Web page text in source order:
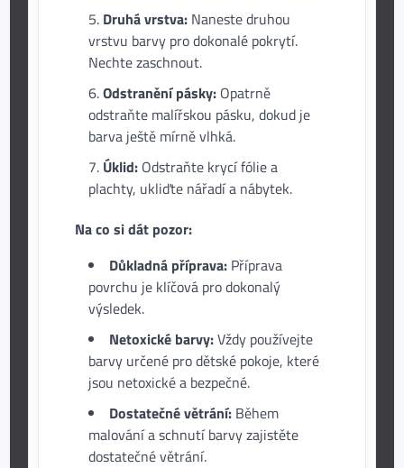
Druhá vrstva: Naneste druhou
vrstvu barvy pro dokonalé pokrytí.
Nechte zaschnout.
Odstranění pásky: Opatrně
odstraňte malířskou pásku, dokud je
barva ještě mírně vlhká.
Úklid: Odstraňte krycí fólie a
plachty, ukliďte nářadí a nábytek.
Na co si dát pozor:
Důkladná příprava: Příprava
povrchu je klíčová pro dokonalý
výsledek.
Netoxické barvy:Vždy používejte
barvy určené pro dětské pokoje, které
jsou netoxické a bezpečné.
Dostatečné větrání: Během
malování a schnutí barvy zajistěte
dostatečné větrání.